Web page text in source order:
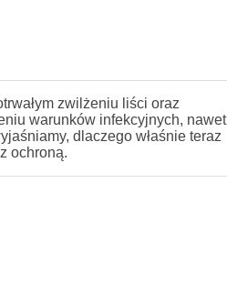
zwilżeniu liści oraz
warunków infekcyjnych, nawet
dlaczego właśnie teraz
ochroną.